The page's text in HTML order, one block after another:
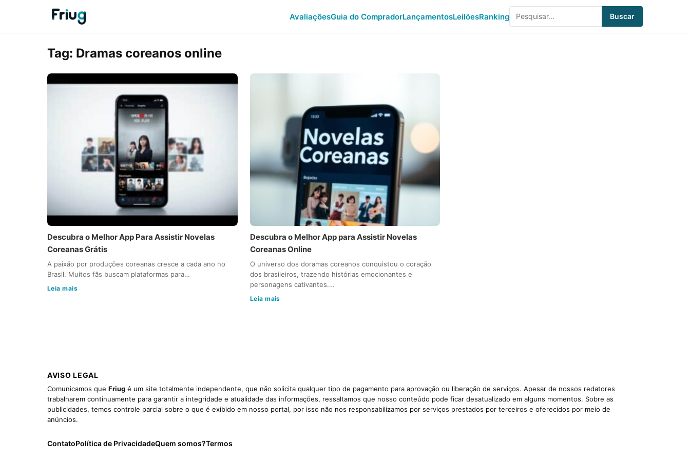
AvaliaçõesGuia do CompradorLançamentosLeilõesRanking Buscar
Tag: Dramas coreanos online
Descubra o Melhor App Para Assistir Novelas
Coreanas Grátis
A paixão por produções coreanas cresce a cada ano no
Brasil. Muitos fãs buscam plataformas para…
Leia mais
Descubra o Melhor App para Assistir Novelas
Coreanas Online
O universo dos doramas coreanos conquistou o coração
dos brasileiros, trazendo histórias emocionantes e
personagens cativantes.…
Leia mais
AVISO LEGAL
Comunicamos que Friug é um site totalmente independente, que não solicita qualquer tipo de pagamento para aprovação ou liberação de serviços. Apesar de nossos redatores
trabalharem continuamente para garantir a integridade e atualidade das informações, ressaltamos que nosso conteúdo pode ficar desatualizado em alguns momentos. Sobre as
publicidades, temos controle parcial sobre o que é exibido em nosso portal, por isso não nos responsabilizamos por serviços prestados por terceiros e oferecidos por meio de
anúncios.
ContatoPolítica de PrivacidadeQuem somos?Termos